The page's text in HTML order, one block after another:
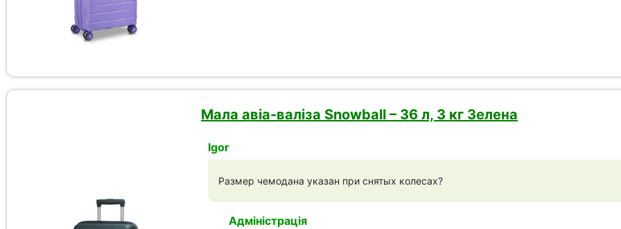
Мала авіа-валіза Snowball – 36 л, 3 кг Зелена
Igor
Размер чемодана указан при снятых колесах?
Адміністрація